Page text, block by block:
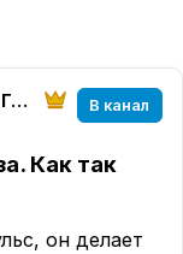
Тибетская медицина | Галина Гавринцева В канал
Как так
он делает